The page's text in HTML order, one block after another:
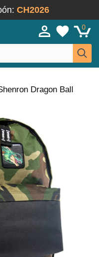
CH2026
0
Dragon Ball